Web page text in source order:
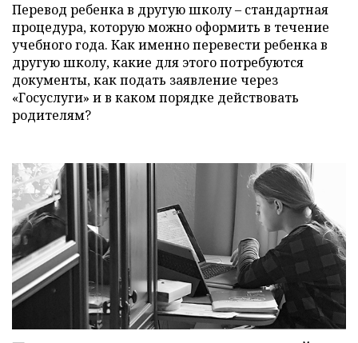
Перевод ребенка в другую школу – стандартная
процедура, которую можно оформить в течение
учебного года. Как именно перевести ребенка в
другую школу, какие для этого потребуются
документы, как подать заявление через
«Госуслуги» и в каком порядке действовать
родителям?